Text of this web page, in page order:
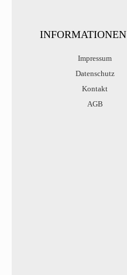
INFORMATIONEN
Impressum
Datenschutz
Kontakt
AGB